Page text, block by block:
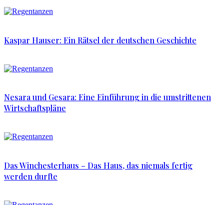
Kaspar Hauser: Ein Rätsel der deutschen Geschichte
Nesara und Gesara: Eine Einführung in die umstrittenen
Wirtschaftspläne
Das Winchesterhaus – Das Haus, das niemals fertig
werden durfte